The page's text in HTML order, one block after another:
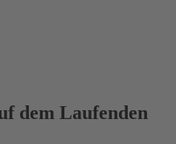
dem Laufenden